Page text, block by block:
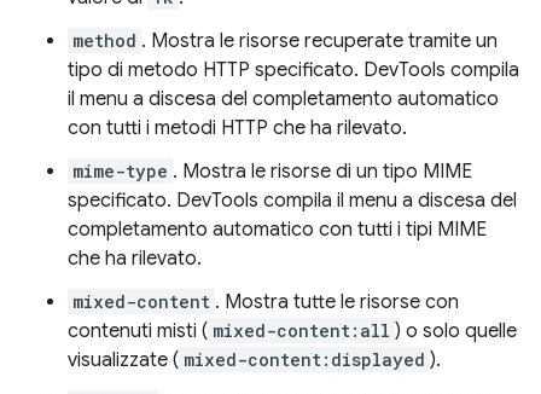
method . Mostra le risorse recuperate tramite un
tipo di metodo HTTP specificato. DevTools compila
il menu a discesa del completamento automatico
con tutti i metodi HTTP che ha rilevato.
mime-type . Mostra le risorse di un tipo MIME
specificato. DevTools compila il menu a discesa del
completamento automatico con tutti i tipi MIME
che ha rilevato.
mixed-content . Mostra tutte le risorse con
contenuti misti ( mixed-content:all ) o solo quelle
visualizzate ( mixed-content:displayed ).